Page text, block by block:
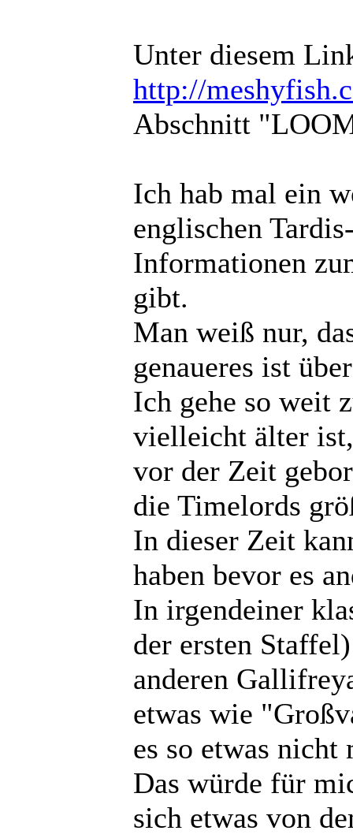
Unter diesem
http://
Abschnitt
Ich hab mal ein
englischen
Informationen
gibt.
Man weiß nur,
genaueres ist
Ich gehe so weit
vielleicht älter
vor der Zeit
die Timelords
In dieser Zeit
haben bevor es
In irgendeiner
der ersten
anderen
etwas wie
es so etwas nicht
Das würde für
sich etwas von